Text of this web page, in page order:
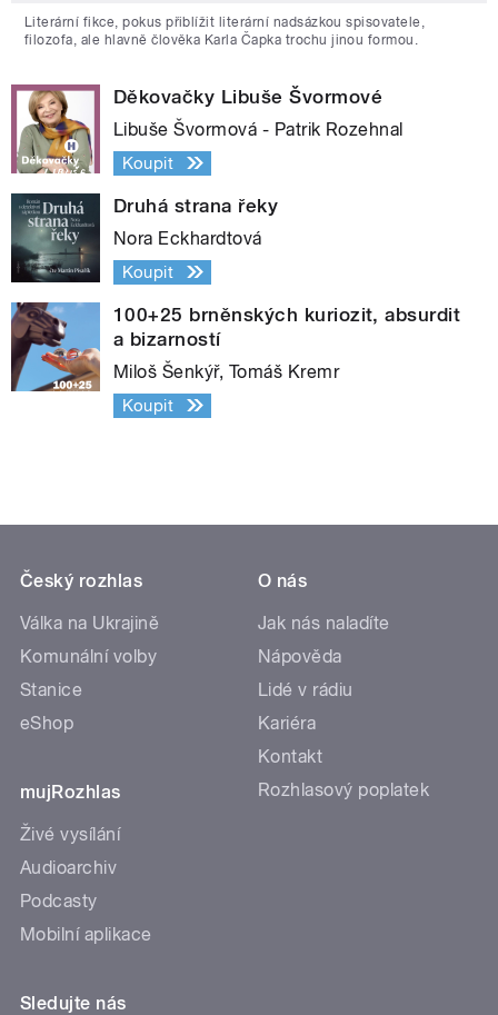
Literární fikce, pokus přiblížit literární nadsázkou spisovatele,
filozofa, ale hlavně člověka Karla Čapka trochu jinou formou.
Děkovačky Libuše Švormové
Libuše Švormová - Patrik Rozehnal
Koupit
Druhá strana řeky
Nora Eckhardtová
Koupit
100+25 brněnských kuriozit, absurdit
a bizarností
Miloš Šenkýř, Tomáš Kremr
Koupit
Český rozhlas
Válka na Ukrajině
Komunální volby
Stanice
eShop
mujRozhlas
Živé vysílání
Audioarchiv
Podcasty
Mobilní aplikace
O nás
Jak nás naladíte
Nápověda
Lidé v rádiu
Kariéra
Kontakt
Rozhlasový poplatek
Sledujte nás